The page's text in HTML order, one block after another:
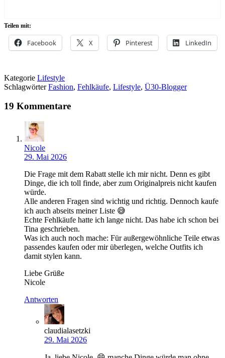
Teilen mit:
Facebook X Pinterest LinkedIn
Kategorie Lifestyle
SchlagwörterFashion, Fehlkäufe, Lifestyle, Ü30-Blogger
19 Kommentare
Nicole
29. Mai 2026
Die Frage mit dem Rabatt stelle ich mir nicht. Denn es gibt
Dinge, die ich toll finde, aber zum Originalpreis nicht kaufen
würde.
Alle anderen Fragen sind wichtig und richtig. Dennoch kaufe
ich auch abseits meiner Liste 😅
Echte Fehlkäufe hatte ich lange nicht. Das habe ich schon bei
Tina geschrieben.
Was ich auch noch mache: Für außergewöhnliche Teile etwas
passendes kaufen oder mir überlegen, welche Outfits ich
damit stylen kann.
Liebe Grüße
Nicole
Antworten
claudialasetzki
29. Mai 2026